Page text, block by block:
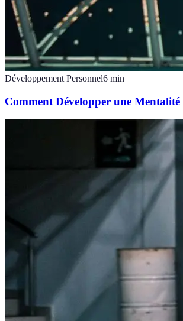
Développement Personnel6 min
Comment Développer une